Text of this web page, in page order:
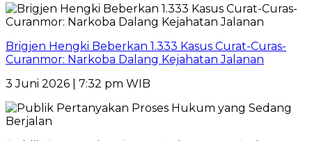
Brigjen Hengki Beberkan 1.333 Kasus Curat-Curas-
Curanmor: Narkoba Dalang Kejahatan Jalanan
3 Juni 2026 | 7:32 pm WIB